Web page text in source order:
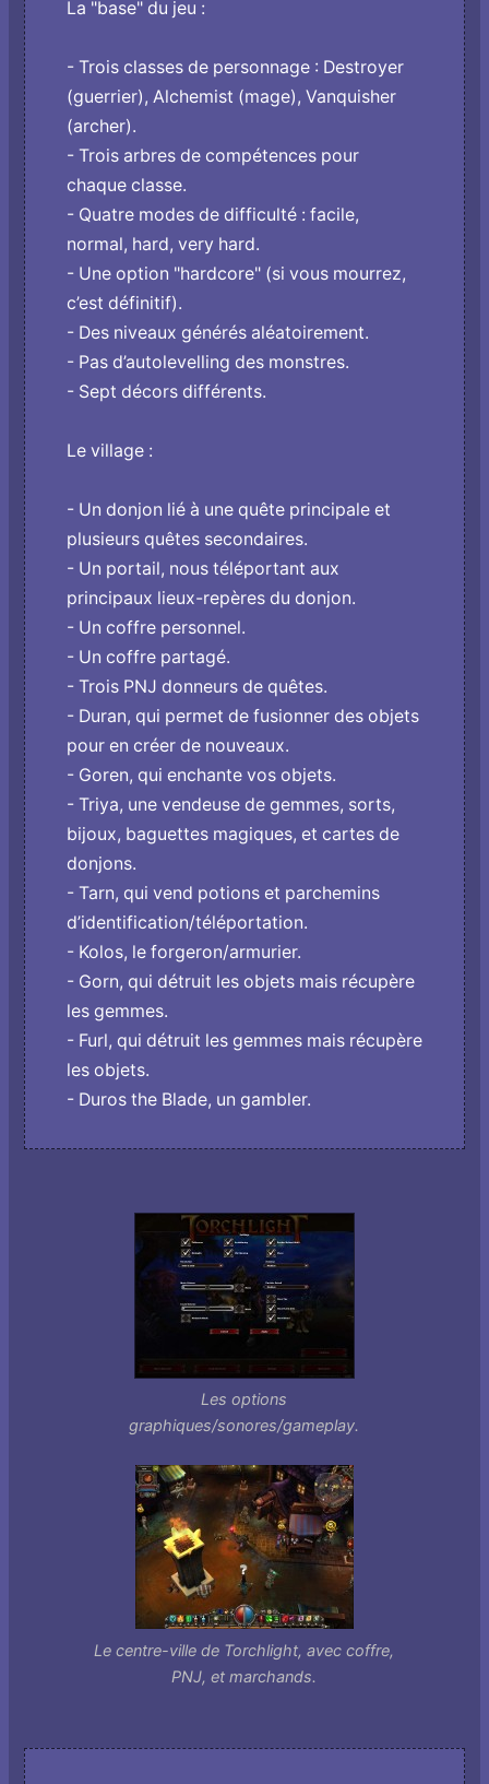
La "base" du jeu :
- Trois classes de personnage : Destroyer
(guerrier), Alchemist (mage), Vanquisher
(archer).
- Trois arbres de compétences pour
chaque classe.
- Quatre modes de difficulté : facile,
normal, hard, very hard.
- Une option "hardcore" (si vous mourrez,
c’est définitif).
- Des niveaux générés aléatoirement.
- Pas d’autolevelling des monstres.
- Sept décors différents.
Le village :
- Un donjon lié à une quête principale et
plusieurs quêtes secondaires.
- Un portail, nous téléportant aux
principaux lieux-repères du donjon.
- Un coffre personnel.
- Un coffre partagé.
- Trois PNJ donneurs de quêtes.
- Duran, qui permet de fusionner des objets
pour en créer de nouveaux.
- Goren, qui enchante vos objets.
- Triya, une vendeuse de gemmes, sorts,
bijoux, baguettes magiques, et cartes de
donjons.
- Tarn, qui vend potions et parchemins
d’identification/téléportation.
- Kolos, le forgeron/armurier.
- Gorn, qui détruit les objets mais récupère
les gemmes.
- Furl, qui détruit les gemmes mais récupère
les objets.
- Duros the Blade, un gambler.
Les options
graphiques/sonores/gameplay.
Le centre-ville de Torchlight, avec coffre,
PNJ, et marchands.